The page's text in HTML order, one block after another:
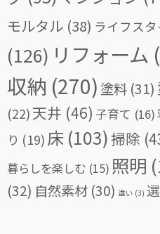
モルタル (38) ライフス
(126) リフォーム
収納 (270) 塗料 (31)
(22)天井 (46) 子育て (16)
り (19) 床 (103)掃除
暮らしを楽しむ (15) 照明
(32) 自然素材 (30) 違い (3)